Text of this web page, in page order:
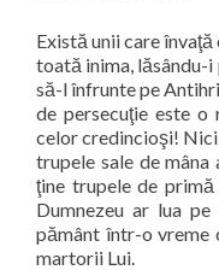
Există unii care
toată inima, lăsându-i
să-l înfrunte pe
de persecuţie este o
celor credincioşi!
trupele sale de
ţine trupele de
Dumnezeu ar lua
pământ într-o vreme
martorii Lui.